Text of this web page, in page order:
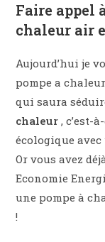
Faire appel
chaleur air
Aujourd’hui je
pompe a
qui saura
chaleur, c’est-
écologique
Or vous avez
Economie
une pompe à
!